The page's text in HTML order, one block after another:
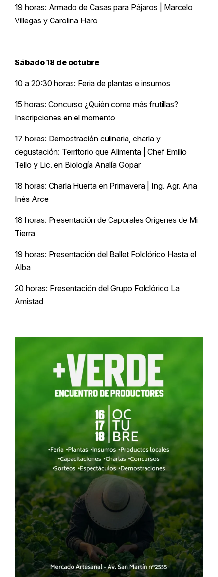
19 horas: Armado de Casas para Pájaros | Marcelo
Villegas y Carolina Haro
Sábado 18 de octubre
10 a 20:30 horas: Feria de plantas e insumos
15 horas: Concurso ¿Quién come más frutillas?
Inscripciones en el momento
17 horas: Demostración culinaria, charla y
degustación: Territorio que Alimenta | Chef Emilio
Tello y Lic. en Biología Analía Gopar
18 horas: Charla Huerta en Primavera | Ing. Agr. Ana
Inés Arce
18 horas: Presentación de Caporales Orígenes de Mi
Tierra
19 horas: Presentación del Ballet Folclórico Hasta el
Alba
20 horas: Presentación del Grupo Folclórico La
Amistad